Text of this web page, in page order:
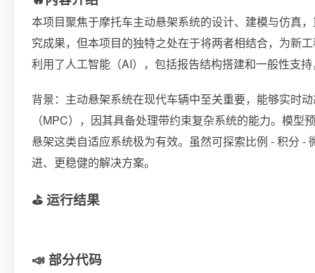
本项目聚焦于摩托车主动悬架系统的设计、建模与仿真
究成果，但本项目的独特之处在于将两者相结合，为新
利用了人工智能（AI），包括报告结构搭建和一般性支
背景：主动悬架系统在现代车辆中至关重要，能够实时
（MPC），因其具备处理带约束复杂系统的能力。模
悬架这类自适应系统极为有效。虽然可探索比例 - 积分
进、更稳健的解决方案。
⛳️ 运行结果
📣 部分代码